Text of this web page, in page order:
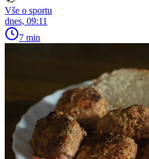
Vše o sportu
dnes, 09:11
7 min